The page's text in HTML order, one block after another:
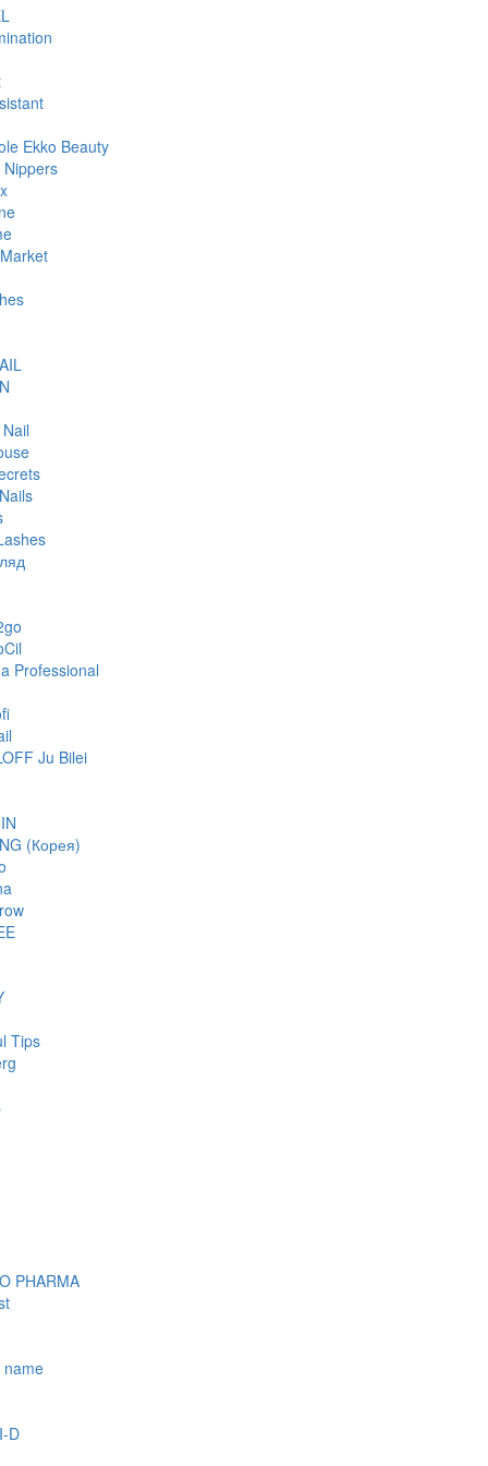
Ekko Beauty
Professional
Ju Bilei
(Корея)
Tips
PHARMA
name
D